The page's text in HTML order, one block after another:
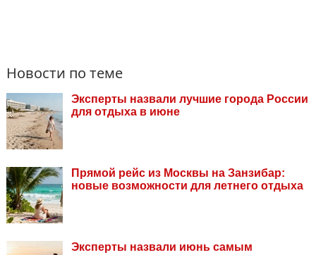
Новости по теме
Эксперты назвали лучшие города России
для отдыха в июне
Прямой рейс из Москвы на Занзибар:
новые возможности для летнего отдыха
Эксперты назвали июнь самым